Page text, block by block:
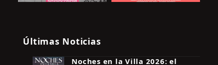
Últimas Noticias
Noches en la Villa 2026: el